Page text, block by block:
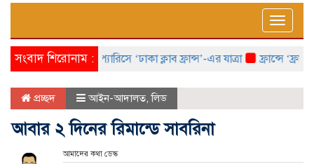
Toggle
সংবাদ শিরোনাম :প্যারিসে ‘ঢাকা ক্লাব ফ্রান্স’-এর যাত্রা ফ্রান্সে ‘ফ্রাঙ্কো
প্রচ্ছদ আইন-আদালত,লিড
আবার ২ দিনের রিমান্ডে সাবরিনা
আমাদের কথা ডেস্ক